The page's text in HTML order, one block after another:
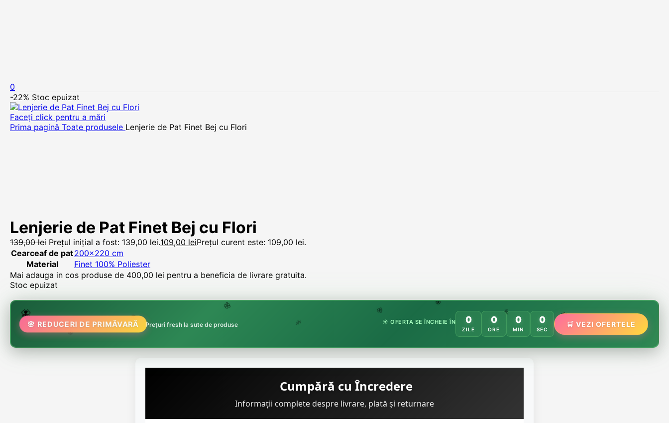
0
-22% Stoc epuizat
Faceți click pentru a mări
Prima pagină Toate produsele Lenjerie de Pat Finet Bej cu Flori
Lenjerie de Pat Finet Bej cu Flori
139,00lei Prețul inițial a fost: 139,00 lei.109,00 leiPrețul curent este: 109,00 lei.
Cearceaf de pat200×220 cm
Material
Finet 100% Poliester
Mai adauga in cos produse de 400,00 lei pentru a beneficia de livrare gratuita.
Stoc epuizat
🏵️
🌸
🌿
🌸
🏵️
🌷
🦋
🌸 REDUCERI DE PRIMĂVARĂ Prețuri fresh la sute de produse ☀️ OFERTA SE ÎNCHEIE ÎN 0
ZILE
0
ORE
0
MIN
0
SEC
🛒 VEZI OFERTELE
Cumpără cu Încredere
Informații complete despre livrare, plată și returnare